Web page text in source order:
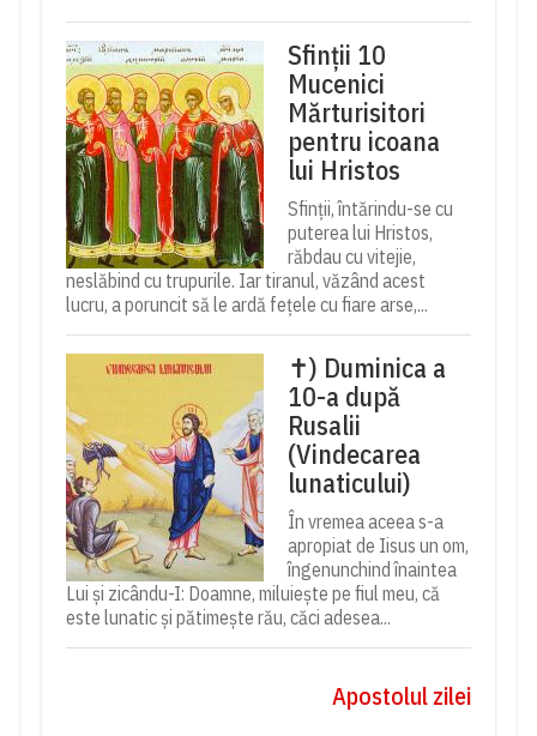
Sfinții 10
Mucenici
Mărturisitori
pentru icoana
lui Hristos
Sfinții, întărindu-se cu
puterea lui Hristos,
răbdau cu vitejie,
neslăbind cu trupurile. Iar tiranul, văzând acest
lucru, a poruncit să le ardă fețele cu fiare arse,...
✝) Duminica a
10-a după
Rusalii
(Vindecarea
lunaticului)
În vremea aceea s-a
apropiat de Iisus un om,
îngenunchind înaintea
Lui și zicându-I: Doamne, miluiește pe fiul meu, că
este lunatic și pătimește rău, căci adesea...
Apostolul zilei